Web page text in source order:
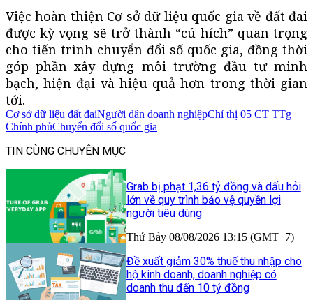
Việc hoàn thiện Cơ sở dữ liệu quốc gia về đất đai
được kỳ vọng sẽ trở thành “cú hích” quan trọng
cho tiến trình chuyển đổi số quốc gia, đồng thời
góp phần xây dựng môi trường đầu tư minh
bạch, hiện đại và hiệu quả hơn trong thời gian
tới.
Cơ sở dữ liệu đất đaiNgười dân doanh nghiệpChỉ thị 05 CT TTg
Chính phủChuyển đổi số quốc gia
TIN CÙNG CHUYÊN MỤC
Grab bị phạt 1,36 tỷ đồng và dấu hỏi
lớn về quy trình bảo vệ quyền lợi
người tiêu dùng
Thứ Bảy 08/08/2026 13:15 (GMT+7)
Đề xuất giảm 30% thuế thu nhập cho
hộ kinh doanh, doanh nghiệp có
doanh thu đến 10 tỷ đồng